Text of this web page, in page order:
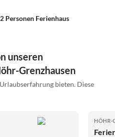
Personen Ferienhaus
unseren
Grenzhausen
bieten. Diese
HÖHR-